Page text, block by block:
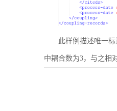
此样例描述唯一标
中耦合数为3，与之相